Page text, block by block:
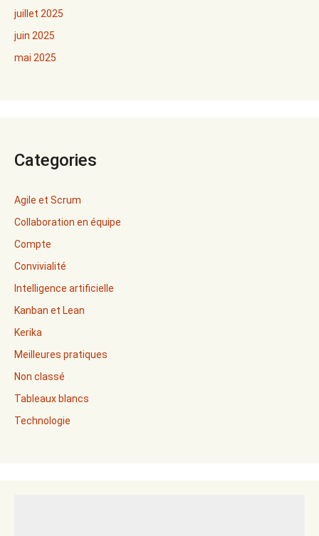
juillet 2025
juin 2025
mai 2025
Categories
Agile et Scrum
Collaboration en équipe
Compte
Convivialité
Intelligence artificielle
Kanban et Lean
Kerika
Meilleures pratiques
Non classé
Tableaux blancs
Technologie